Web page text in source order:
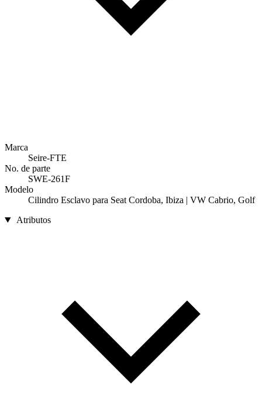
Marca
Seire-FTE
No. de parte
SWE-261F
Modelo
Cilindro Esclavo para Seat Cordoba, Ibiza | VW Cabrio, Golf
Atributos